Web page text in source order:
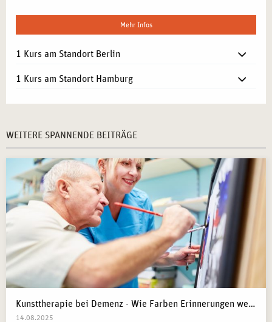
Mehr Infos
1 Kurs am Standort Berlin
1 Kurs am Standort Hamburg
WEITERE SPANNENDE BEITRÄGE
Kunsttherapie bei Demenz - Wie Farben Erinnerungen wecken
14.08.2025